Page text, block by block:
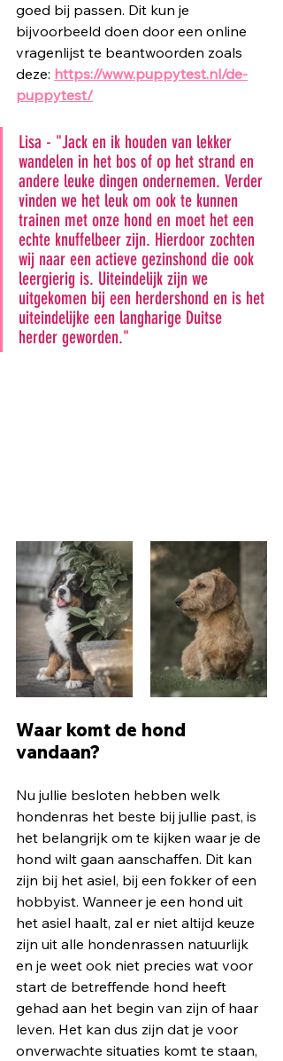
goed bij passen. Dit kun je
bijvoorbeeld doen door een online
vragenlijst te beantwoorden zoals
deze: https://www.puppytest.nl/de-
puppytest/
Lisa - "Jack en ik houden van lekker
wandelen in het bos of op het strand en
andere leuke dingen ondernemen. Verder
vinden we het leuk om ook te kunnen
trainen met onze hond en moet het een
echte knuffelbeer zijn. Hierdoor zochten
wij naar een actieve gezinshond die ook
leergierig is. Uiteindelijk zijn we
uitgekomen bij een herdershond en is het
uiteindelijke een langharige Duitse
herder geworden."
Waar komt de hond
vandaan?
Nu jullie besloten hebben welk
hondenras het beste bij jullie past, is
het belangrijk om te kijken waar je de
hond wilt gaan aanschaffen. Dit kan
zijn bij het asiel, bij een fokker of een
hobbyist. Wanneer je een hond uit
het asiel haalt, zal er niet altijd keuze
zijn uit alle hondenrassen natuurlijk
en je weet ook niet precies wat voor
start de betreffende hond heeft
gehad aan het begin van zijn of haar
leven. Het kan dus zijn dat je voor
onverwachte situaties komt te staan,